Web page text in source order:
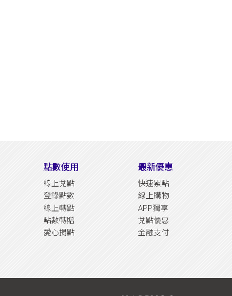
點數使用
線上兌點
登錄點數
線上轉點
點數轉贈
愛心捐點
最新優惠
快速累點
線上購物
APP獨享
兌點優惠
金融支付